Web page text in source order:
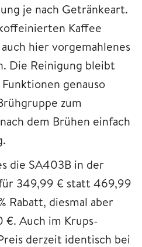
je nach Getränkeart.
Kaffee
hier vorgemahlenes
Die Reinigung bleibt
genauso
zum
dem Brühen einfach
die SA403B in der
349,99 € statt 469,99
Rabatt, diesmal aber
€. Auch im Krups-
derzeit identisch bei